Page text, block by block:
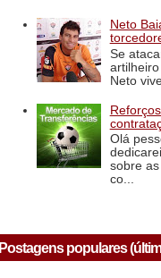
Neto
Se
Neto
Olá
sobre
co...
Postagens populares